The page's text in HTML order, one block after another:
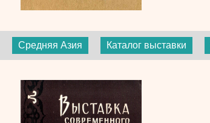
Средняя Азия Каталог выставки